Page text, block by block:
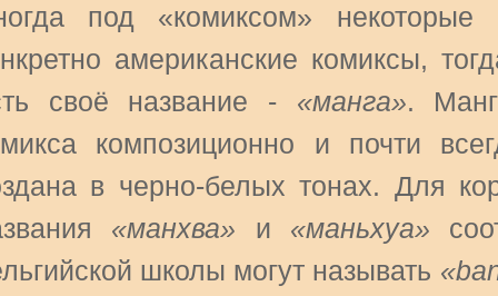
под «комиксом» некоторые
американские комиксы,
своё название - «манга».
композиционно и почти
в черно-белых тонах. Для
«манхва» и «маньхуа»
школы могут называть